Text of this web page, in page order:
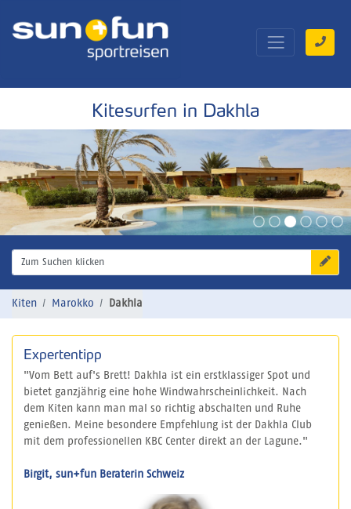
Kitesurfen in Dakhla
Zum Suchen klicken
Kiten Marokko Dakhla
Expertentipp
"Vom Bett auf's Brett! Dakhla ist ein erstklassiger Spot und
bietet ganzjährig eine hohe Windwahrscheinlichkeit. Nach
dem Kiten kann man mal so richtig abschalten und Ruhe
genießen. Meine besondere Empfehlung ist der Dakhla Club
mit dem professionellen KBC Center direkt an der Lagune."
Birgit, sun+fun Beraterin Schweiz